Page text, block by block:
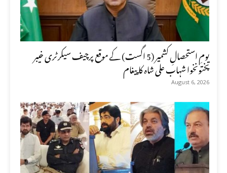
یومِ استحصالِ کشمیر (5 اگست) کے موقع پرچیف سیکرٹری خیبر
پختونخوا شہاب علی شاہ کا پیغام
August 6, 2026